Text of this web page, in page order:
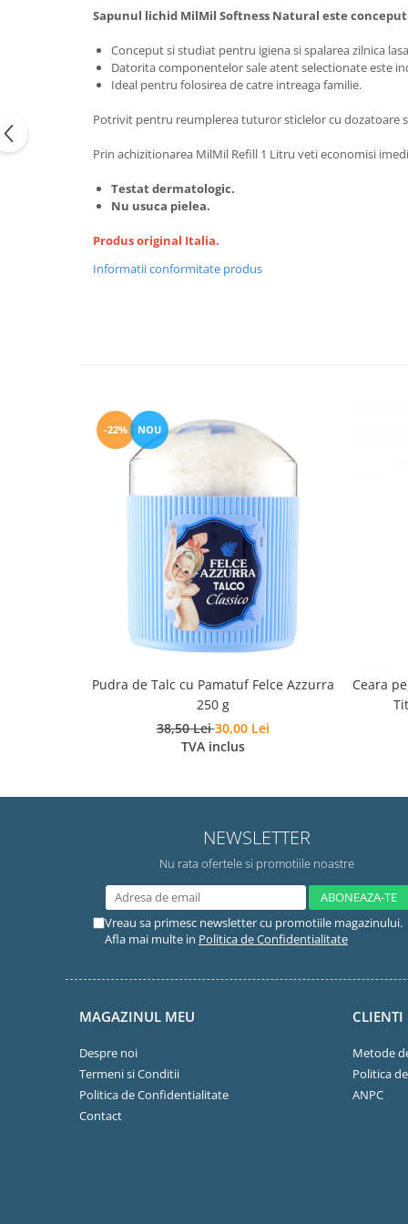
Sapunul lichid MilMil Softness Natural este
Conceput si studiat pentru igiena si spalarea zilnica
Datorita componentelor sale atent selectionate este
Ideal pentru folosirea de catre intreaga familie.
Potrivit pentru reumplerea tuturor sticlelor cu dozatoare
Prin achizitionarea MilMil Refill 1 Litru veti economisi
Testat dermatologic.
Nu usuca pielea.
Produs original Italia.
Informatii conformitate produs
-22% NOU
Pudra de Talc cu Pamatuf Felce Azzurra
250 g
38,50 Lei30,00 Lei
TVA inclus
Ceara
NEWSLETTER
Nu rata ofertele si promotiile noastre
Vreau sa primesc newsletter cu promotiile magazinului.
Afla mai multe in Politica de Confidentialitate
MAGAZINUL MEU
Despre noi
Termeni si Conditii
Politica de Confidentialitate
Contact
CLIENTI
Metode
Politica
ANPC